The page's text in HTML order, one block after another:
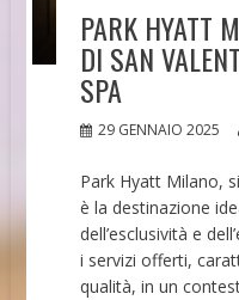
PARK HYATT
DI SAN
SPA
29 GENNAIO 2025
Park Hyatt Milano,
è la destinazione
dell’esclusività e
i servizi offerti,
qualità, in un